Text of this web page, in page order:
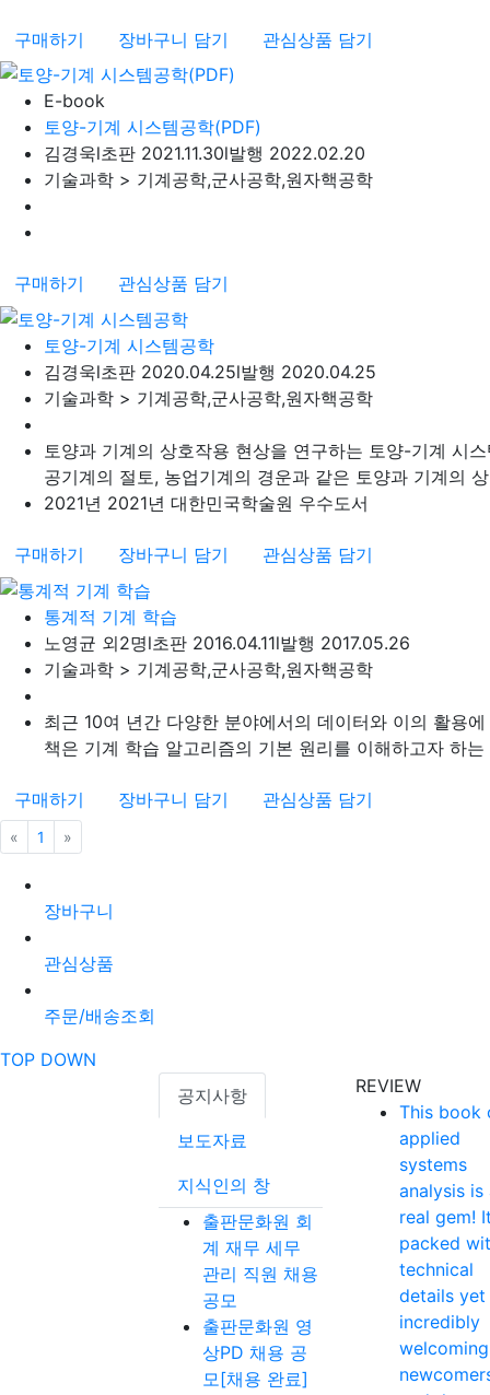
구매하기 장바구니 담기 관심상품 담기
E-book
토양-기계 시스템공학(PDF)
김경욱l초판 2021.11.30l발행 2022.02.20
기술과학 > 기계공학,군사공학,원자핵공학
구매하기 관심상품 담기
토양-기계 시스템공학
김경욱l초판 2020.04.25l발행 2020.04.25
기술과학 > 기계공학,군사공학,원자핵공학
토양과 기계의 상호작용 현상을 연구하는 토양-기계 시
공기계의 절토, 농업기계의 경운과 같은 토양과 기계의
2021년 2021년 대한민국학술원 우수도서
구매하기 장바구니 담기 관심상품 담기
통계적 기계 학습
노영균 외2명l초판 2016.04.11l발행 2017.05.26
기술과학 > 기계공학,군사공학,원자핵공학
최근 10여 년간 다양한 분야에서의 데이터와 이의 활용
책은 기계 학습 알고리즘의 기본 원리를 이해하고자 하
구매하기 장바구니 담기 관심상품 담기
« 이전
1 »
장바구니
관심상품
주문/배송조회
TOP DOWN
공지사항
보도자료
지식인의 창
출판문화원 회
계 재무 세무
관리 직원 채용
공모
출판문화원 영
상PD 채용 공
모[채용 완료]
REVIEW
This book
applied
systems
analysis is
real gem!
packed
technical
details yet
incredibly